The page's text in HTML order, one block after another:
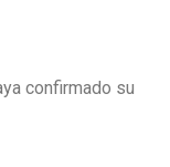
confirmado su